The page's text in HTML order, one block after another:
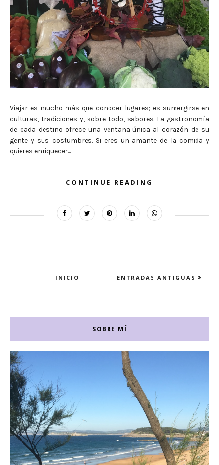
Viajar es mucho más que conocer lugares; es sumergirse en
culturas, tradiciones y, sobre todo, sabores. La gastronomía
de cada destino ofrece una ventana única al corazón de su
gente y sus costumbres. Si eres un amante de la comida y
quieres enriquecer...
CONTINUE READING
ENTRADAS ANTIGUAS
INICIO
SOBRE MÍ